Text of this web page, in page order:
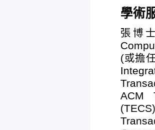
學術
張博
(或擔
ACM